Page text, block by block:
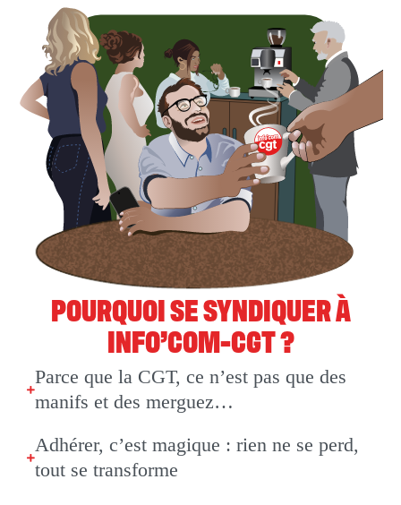
POURQUOI SE SYNDIQUER À
INFO’COM-CGT ?
Parce que la CGT, ce n’est pas que des
manifs et des merguez…
Adhérer, c’est magique : rien ne se perd,
tout se transforme